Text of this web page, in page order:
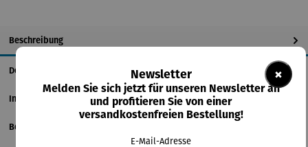
Beschreibung
Details
Informationen zum Hersteller
Bewertungen
×
Newsletter
Melden Sie sich jetzt für unseren Newsletter an
und profitieren Sie von einer
versandkostenfreien Bestellung!
E-Mail-Adresse